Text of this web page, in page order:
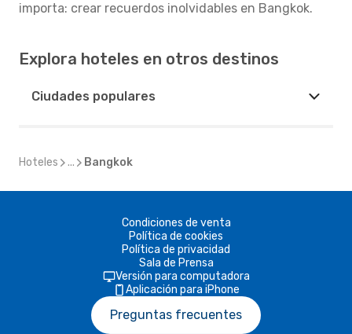
importa: crear recuerdos inolvidables en Bangkok.
Explora hoteles en otros destinos
Ciudades populares
Hoteles ... Bangkok
Condiciones de venta
Política de cookies
Política de privacidad
Sala de Prensa
Versión para computadora
Aplicación para iPhone
Preguntas frecuentes